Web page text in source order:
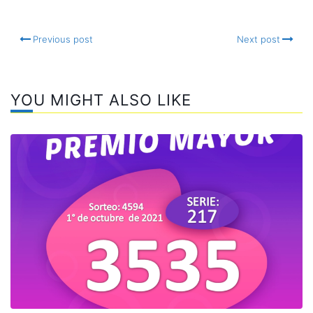
Previous post Next post
YOU MIGHT ALSO LIKE